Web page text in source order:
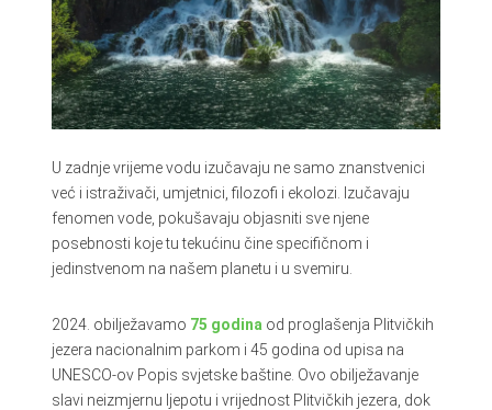
U zadnje vrijeme vodu izučavaju ne samo znanstvenici
već i istraživači, umjetnici, filozofi i ekolozi. Izučavaju
fenomen vode, pokušavaju objasniti sve njene
posebnosti koje tu tekućinu čine specifičnom i
jedinstvenom na našem planetu i u svemiru.
2024. obilježavamo 75 godina od proglašenja Plitvičkih
jezera nacionalnim parkom i 45 godina od upisa na
UNESCO-ov Popis svjetske baštine. Ovo obilježavanje
slavi neizmjernu ljepotu i vrijednost Plitvičkih jezera, dok